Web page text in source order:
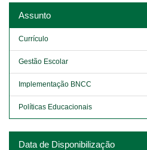
Assunto
Currículo
Gestão Escolar
Implementação BNCC
Políticas Educacionais
Data de Disponibilização